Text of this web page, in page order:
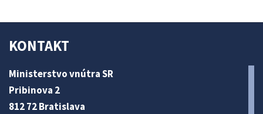
KONTAKT
Ministerstvo vnútra SR
Pribinova 2
812 72 Bratislava